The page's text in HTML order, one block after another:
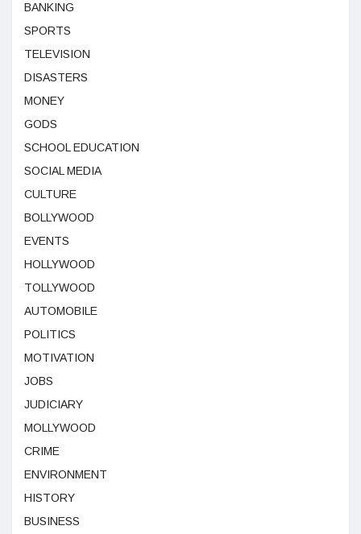
BANKING
SPORTS
TELEVISION
DISASTERS
MONEY
GODS
SCHOOL EDUCATION
SOCIAL MEDIA
CULTURE
BOLLYWOOD
EVENTS
HOLLYWOOD
TOLLYWOOD
AUTOMOBILE
POLITICS
MOTIVATION
JOBS
JUDICIARY
MOLLYWOOD
CRIME
ENVIRONMENT
HISTORY
BUSINESS